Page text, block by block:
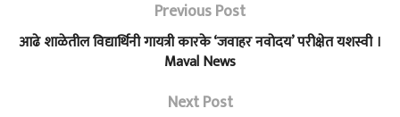
Previous Post
आढे शाळेतील विद्यार्थिनी गायत्री कारके ‘जवाहर नवोदय’ परीक्षेत यशस्वी ।
Maval News
Next Post